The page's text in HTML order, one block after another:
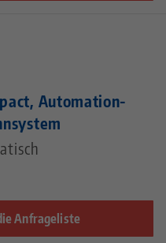
Automation-
Anfrageliste